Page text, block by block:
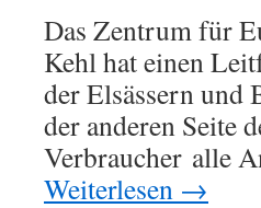
Das Zentrum für
Kehl hat einen
der Elsässern und
der anderen Seite
Verbraucher alle
Weiterlesen →